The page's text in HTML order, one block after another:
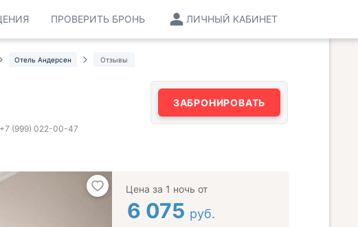
ЛИЧНЫЙ КАБИНЕТ
ПРОВЕРИТЬ БРОНЬ
Отель Андерсен Отзывы
+7 (999) 022-00-47
ЗАБРОНИРОВАТЬ
Цена за 1 ночь от
6 075 руб.